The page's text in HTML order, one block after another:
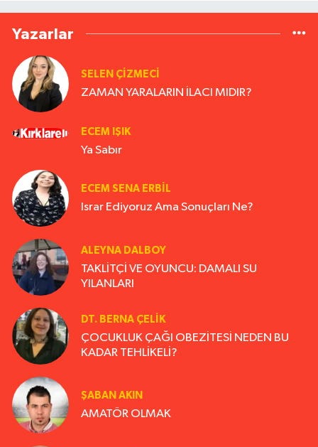
Yazarlar
SELEN ÇİZMECİ
ZAMAN YARALARIN İLACI MIDIR?
ECEM IŞIK
Ya Sabır
ECEM SENA ERBIL
Israr Ediyoruz Ama Sonuçları Ne?
ALEYNA DALBOY
TAKLİTÇİ VE OYUNCU: DAMALI SU
YILANLARI
DT. BERNA ÇELIK
ÇOCUKLUK ÇAĞI OBEZİTESİ NEDEN BU
KADAR TEHLİKELİ?
ŞABAN AKIN
AMATÖR OLMAK